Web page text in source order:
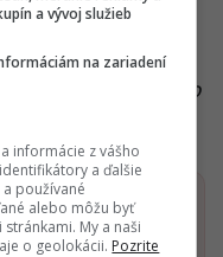
aute je málo
odporúčaní
a vývoj služieb
na zariadení
informácie z vášho
a ďalšie
používané
alebo môžu byť
My a naši
o geolokácii. Pozrite